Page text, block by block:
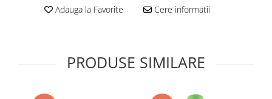
Vitamine si minerale
Adauga la Favorite Cere informatii
PRODUSE SIMILARE